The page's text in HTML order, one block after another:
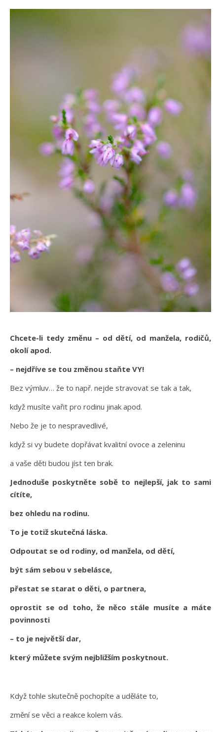
Chcete-li tedy změnu – od dětí, od manžela, rodičů,
okolí apod.
– nejdříve se tou změnou staňte VY!
Bez výmluv… že to např. nejde stravovat se tak a tak,
když musíte vařit pro rodinu jinak apod.
Nebo že je to nespravedlivé,
když si vy budete dopřávat kvalitní ovoce a zeleninu
a vaše děti budou jíst ten brak.
Jednoduše poskytněte sobě to nejlepší, jak to sami
cítíte,
bez ohledu na rodinu.
To je totiž skutečná láska.
Odpoutat se od rodiny, od manžela, od dětí,
být sám sebou v sebelásce,
přestat se starat o děti, o partnera,
oprostit se od toho, že něco stále musíte a máte
povinnosti
– to je největší dar,
který můžete svým nejbližším poskytnout.
Když tohle skutečně pochopíte a uděláte to,
změní se věci a reakce kolem vás.